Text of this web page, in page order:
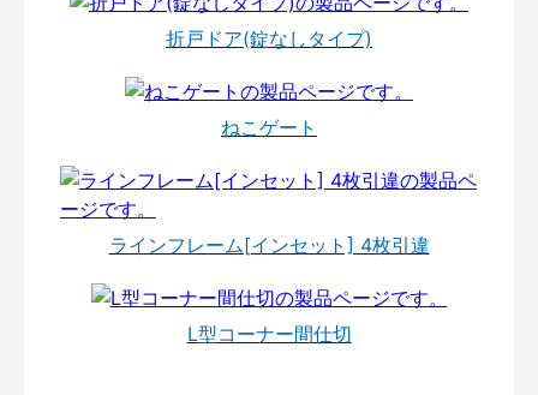
折戸ドア(錠なしタイプ)
ねこゲート
ラインフレーム[インセット] 4枚引違
L型コーナー間仕切